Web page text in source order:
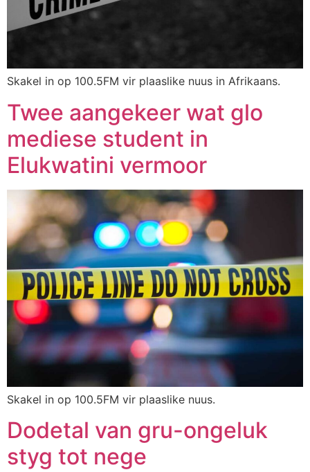
Skakel in op 100.5FM vir plaaslike nuus in Afrikaans.
Twee aangekeer wat glo
mediese student in
Elukwatini vermoor
Skakel in op 100.5FM vir plaaslike nuus.
Dodetal van gru-ongeluk
styg tot nege